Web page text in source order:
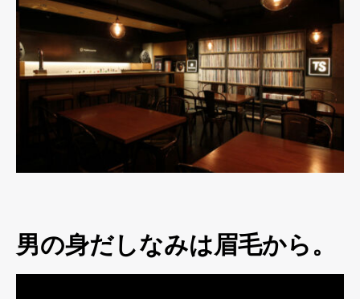
男の身だしなみは眉毛から。